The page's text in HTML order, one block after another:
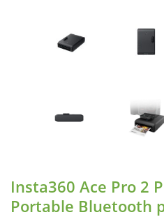
Insta360 Ace Pro 2
Portable Bluetooth